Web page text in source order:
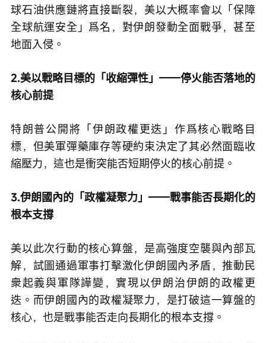
球石油供應鏈將直接斷裂，美以大概率會以「保障
全球航運安全」爲名，對伊朗發動全面戰爭，甚至
地面入侵。
2.美以戰略目標的「收縮彈性」——停火能否落地的
核心前提
特朗普公開將「伊朗政權更迭」作爲核心戰略目
標，但美軍彈藥庫存等硬約束決定了其必然面臨收
縮壓力，這也是衝突能否短期停火的核心前提。
3.伊朗國內的「政權凝聚力」——戰事能否長期化的
根本支撐
美以此次行動的核心算盤，是高強度空襲與內部瓦
解，試圖通過軍事打擊激化伊朗國內矛盾，推動民
衆起義與軍隊譁變，實現以伊朗治伊朗的政權更
迭。而伊朗國內的政權凝聚力，是打破這一算盤的
核心，也是戰事能否走向長期化的根本支撐。